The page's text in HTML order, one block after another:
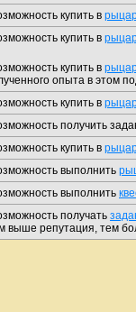
купить в
купить в
купить в
опыта в этом
купить в
получить
купить в
выполнить
выполнить
получать
выше репутация, тем